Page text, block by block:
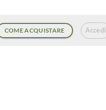
COME ACQUISTARE Accedi